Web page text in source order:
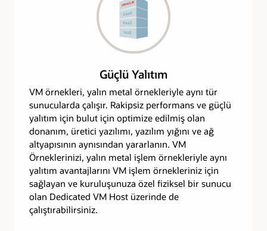
Güçlü Yalıtım
VM örnekleri, yalın metal örnekleriyle aynı tür
sunucularda çalışır. Rakipsiz performans ve güçlü
yalıtım için bulut için optimize edilmiş olan
donanım, üretici yazılımı, yazılım yığını ve ağ
altyapısının aynısından yararlanın. VM
Örneklerinizi, yalın metal işlem örnekleriyle aynı
yalıtım avantajlarını VM işlem örnekleriniz için
sağlayan ve kuruluşunuza özel fiziksel bir sunucu
olan Dedicated VM Host üzerinde de
çalıştırabilirsiniz.